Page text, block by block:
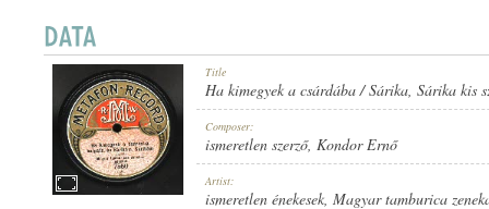
HALLGATÓ ÉS CSÁRDÁS
Title
Ha kimegyek a csárdába / Sárika, Sárika kis
Composer:
ismeretlen szerző, Kondor Ernő
Artist:
ismeretlen énekesek, Magyar tamburica